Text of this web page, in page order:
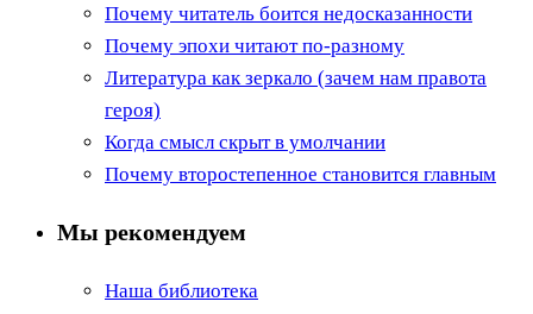
Почему читатель боится недосказанности
Почему эпохи читают по-разному
Литература как зеркало (зачем нам правота
героя)
Когда смысл скрыт в умолчании
Почему второстепенное становится главным
Мы рекомендуем
Наша библиотека